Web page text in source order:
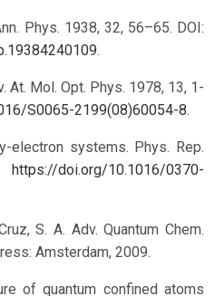
Phys. 1938, 32, 56–65. DOI:
.
At. Mol. Opt. Phys. 1978, 13, 1-
S0065-2199(08)60054-8.
electron systems. Phys. Rep.
https://doi.org/10.1016/0370-
S. A. Adv. Quantum Chem.
Amsterdam, 2009.
of quantum confined atoms